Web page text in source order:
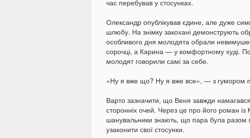
час перебував у стосунках.
Олександр опублікував єдине, але дуже
шлюбу. На знімку закохані демонструють
особливого дня молодята обрали
сорочці, а Карина — у комфортному худі.
молодят говорили самі за себе.
«Ну я вже що? Ну я вже все», — з гумором
Варто зазначити, що Веня завжди
сторонніх очей. Через це про його роман
шанувальники знають, що пара була разом
узаконити свої стосунки.